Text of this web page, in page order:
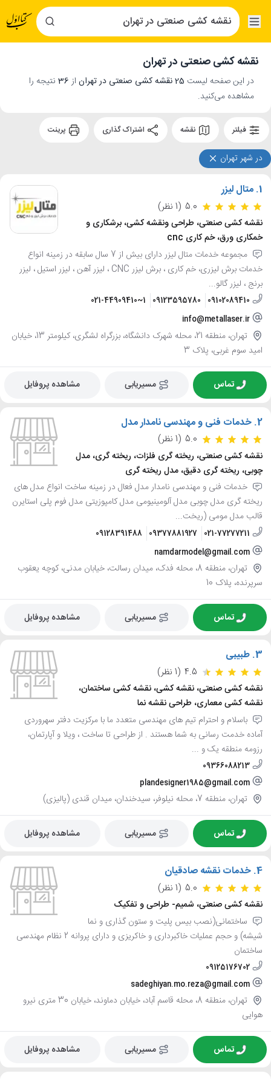
نقشه کشی صنعتی در تهران
در این صفحه لیست 25 نقشه کشی صنعتی در تهران از 36 نتیجه را
مشاهده می‌کنید.
فیلتر نقشه
در شهر تهران
1. متال لیزر
5.0 (1 نظر)
نقشه کشی صنعتی، طراحی ونقشه کشی، برشکاری و
خمکاری ورق، خم کاری cnc
مجموعه خدمات متال لیزر دارای بیش از 7 سال سابقه در زمینه انواع
خدمات برش لیزری، خم کاری ، برش لیزر CNC ، لیزر آهن ، لیزر استیل ، لیزر
برنج ، لیزر گالو...
09102089410
09123595780
021-44909410~1
info@metallaser.ir
تهران، منطقه 21، محله شهرک دانشگاه، بزرگراه لشگری، کیلومتر 13، خیابان
امید سوم غربی، پلاک 3
تماس مسیریابی مشاهده پروفایل
2. خدمات فنی و مهندسی نامدار مدل
5.0 (1 نظر)
نقشه کشی صنعتی، ریخته گری فلزات، ریخته گری، مدل
چوبی، ریخته گری دقیق، مدل ریخته گری
خدمات فنی و مهندسی نامدار مدل فعال در زمینه ساخت انواع مدل های
ریخته گری مدل چوبی مدل آلومینیومی مدل کامپوزیتی مدل فوم پلی استایرن
قالب مدل مومی (ریخت...
021-77277211
09377881927
09128391488
namdarmodel@gmail.com
تهران، منطقه 8، محله فدک، میدان رسالت، خیابان مدنی، کوچه یعقوب
سرپرنده، پلاک 10
تماس مسیریابی مشاهده پروفایل
3. طبیبی
4.5 (1 نظر)
نقشه کشی صنعتی، نقشه کشی، نقشه کشی ساختمان،
نقشه کشی معماری، طراحی نقشه نما
باسلام و احترام تیم های مهندسی متعدد ما با مرکزیت دفتر سهروردی
آماده خدمت رسانی به شما هستند . از طراحی تا ساخت ، ویلا و آپارتمان،
رزومه منطقه یک و ...
09366088213
plandesigner1985@gmail.com
تهران، منطقه 7، محله نیلوفر، سیدخندان، میدان قندی (پالیزی)
تماس مسیریابی مشاهده پروفایل
4. خدمات نقشه صادقیان
5.0 (1 نظر)
نقشه کشی صنعتی، شمیم- طراحی و تفکیک
ساختمانی(نصب بیس پلیت و ستون گذاری و نما
شیشه) و حجم عملیات خاکبرداری و خاکریزی و دارای پروانه 2 نظام مهندسی
ساختمان
09125176702
sadeghiyan.mo.reza@gmail.com
تهران، منطقه 8، محله قاسم آباد، خیابان دماوند، خیابان 30 متری نیرو
هوایی
تماس مسیریابی مشاهده پروفایل